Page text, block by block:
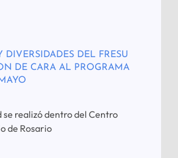
DIVERSIDADES DEL FRESU
DE CARA AL PROGRAMA
se realizó dentro del Centro
de Rosario